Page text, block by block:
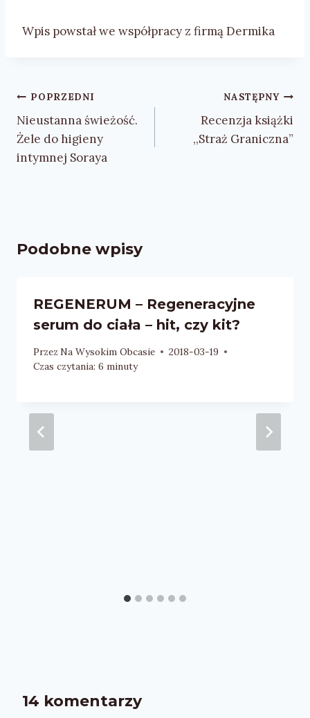
Wpis powstał we współpracy z firmą Dermika
Nawigacja
wpisu
POPRZEDNI
Nieustanna świeżość.
Żele do higieny
intymnej Soraya
NASTĘPNY
Recenzja książki
,,Straż Graniczna”
Podobne wpisy
REGENERUM – Regeneracyjne
serum do ciała – hit, czy kit?
Przez Na Wysokim Obcasie
2018-03-19
Czas czytania: 6 minuty
14 komentarzy